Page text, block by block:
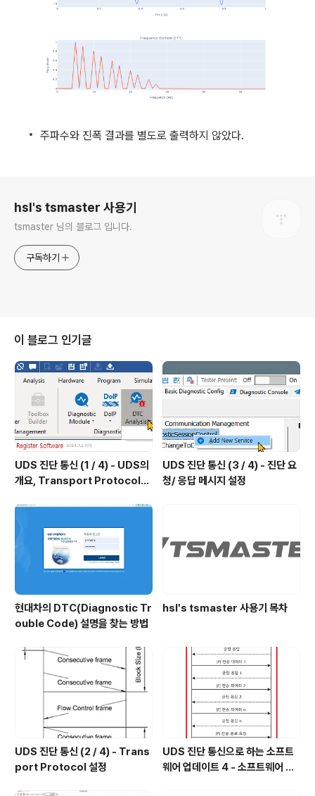
주파수와 진폭 결과를 별도로 출력하지 않았다.
hsl's tsmaster 사용기
tsmaster 님의 블로그 입니다.
구독하기
이 블로그 인기글
UDS 진단 통신 (1 / 4) - UDS의
개요, Transport Protocol의
UDS 진단 통신 (3 / 4) - 진단 요
청/ 응답 메시지 설정
현대차의 DTC(Diagnostic Tr
ouble Code) 설명을 찾는 방법
hsl's tsmaster 사용기 목차
UDS 진단 통신 (2 / 4) - Trans
port Protocol 설정
UDS 진단 통신으로 하는 소프트
웨어 업데이트 4 - 소프트웨어 전